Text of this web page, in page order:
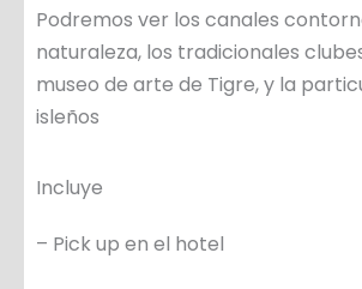
Podremos ver los canales
naturaleza, los tradicionales
museo de arte de Tigre, y la
isleños
Incluye
– Pick up en el hotel